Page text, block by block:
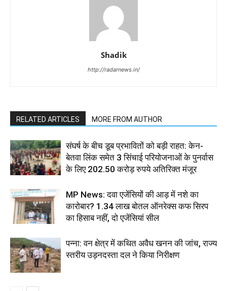
Shadik
http://radarnews.in/
RELATED ARTICLES MORE FROM AUTHOR
संघर्ष के बीच डूब प्रभावितों को बड़ी राहत: केन-
बेतवा लिंक समेत 3 सिंचाई परियोजनाओं के पुनर्वास
के लिए 202.50 करोड़ रुपये अतिरिक्त मंजूर
MP News: दवा एजेंसियों की आड़ में नशे का
कारोबार? 1.34 लाख बोतल ऑनरेक्स कफ सिरप
का हिसाब नहीं, दो एजेंसियां सील
पन्ना: वन क्षेत्र में कथित अवैध खनन की जांच, राज्य
स्तरीय उड़नदस्ता दल ने किया निरीक्षण